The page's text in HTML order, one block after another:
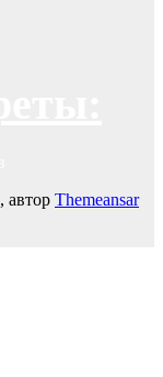
автор Themeansar